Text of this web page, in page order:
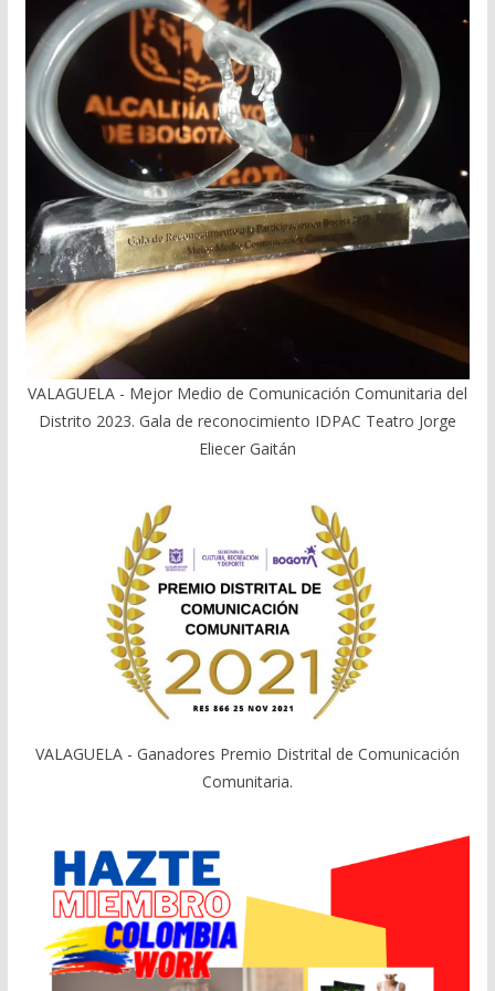
VALAGUELA - Mejor Medio de Comunicación Comunitaria del
Distrito 2023. Gala de reconocimiento IDPAC Teatro Jorge
Eliecer Gaitán
VALAGUELA - Ganadores Premio Distrital de Comunicación
Comunitaria.